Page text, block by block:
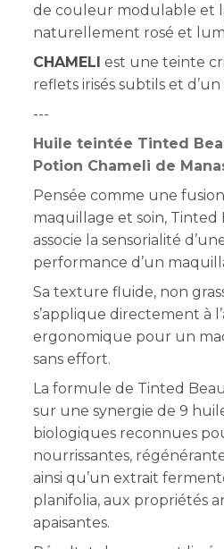
de couleur modulable et
naturellement rosé et
CHAMELI est une teinte
reflets irisés subtils et
---
Huile teintée Tinted
Potion Chameli de
Pensée comme une
maquillage et soin, Tinted
associe la sensorialité
performance d’un
Sa texture fluide, non
s’applique directement à
ergonomique pour un
sans effort.
La formule de Tinted
sur une synergie de 9
biologiques reconnues
nourrissantes,
ainsi qu’un extrait
planifolia, aux propriétés
apaisantes.